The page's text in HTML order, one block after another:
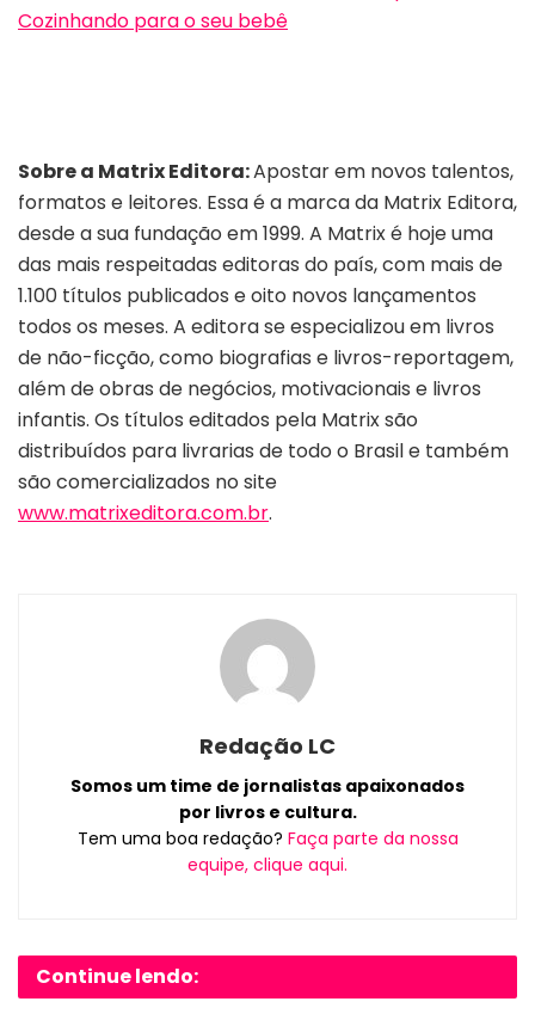
Cozinhando para o seu bebê
Sobre a Matrix Editora:Apostar em novos talentos,
formatos e leitores. Essa é a marca da Matrix Editora,
desde a sua fundação em 1999. A Matrix é hoje uma
das mais respeitadas editoras do país, com mais de
1.100 títulos publicados e oito novos lançamentos
todos os meses. A editora se especializou em livros
de não-ficção, como biografias e livros-reportagem,
além de obras de negócios, motivacionais e livros
infantis. Os títulos editados pela Matrix são
distribuídos para livrarias de todo o Brasil e também
são comercializados no site
www.matrixeditora.com.br.
Redação LC
Somos um time de jornalistas apaixonados
por livros e cultura.
Tem uma boa redação? Faça parte da nossa
equipe, clique aqui.
Continue lendo: